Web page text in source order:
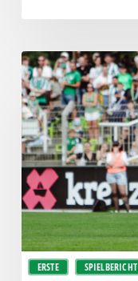
ERSTE SPIELBERICHT
“Einer
für
alle,
alle
für
einen!”
–
Chemie
empfängt
den
Halleschen
FC